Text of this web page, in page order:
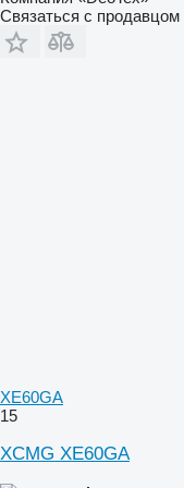
Связаться с продавцом
XE60GA
15
XCMG XE60GA